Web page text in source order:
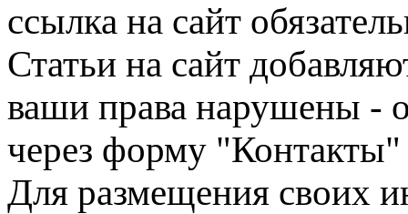
ссылка на сайт
Статьи на сайт
ваши права нарушены -
через форму "Контакты"
Для размещения своих